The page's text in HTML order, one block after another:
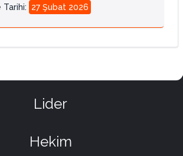
Tarihi: 27 Şubat 2026
Lider
Hekim